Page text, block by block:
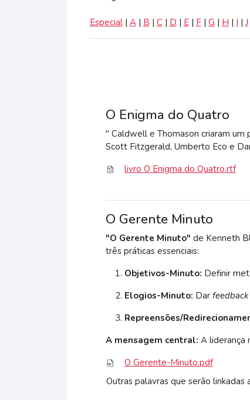
Especial| A| B | C| D | E| F| G | H | I | J
O Enigma do Quatro
" Caldwell e Thomason criaram um
Scott Fitzgerald, Umberto Eco e
livro O Enigma do Quatro.rtf
O Gerente Minuto
"O Gerente Minuto" de Kenneth
três práticas essenciais:
Objetivos-Minuto: Definir
Elogios-Minuto: Dar feedback
Repreensões/
A mensagem central: A liderança
O Gerente-Minuto.pdf
Outras palavras que serão linkadas